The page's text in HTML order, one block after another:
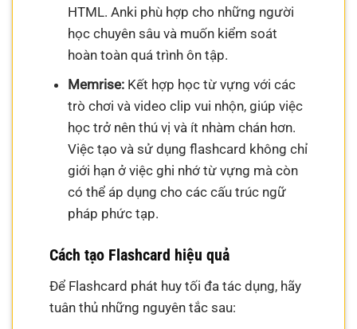
HTML. Anki phù hợp cho những người
học chuyên sâu và muốn kiểm soát
hoàn toàn quá trình ôn tập.
Memrise:Kết hợp học từ vựng với các
trò chơi và video clip vui nhộn, giúp việc
học trở nên thú vị và ít nhàm chán hơn.
Việc tạo và sử dụng flashcard không chỉ
giới hạn ở việc ghi nhớ từ vựng mà còn
có thể áp dụng cho các cấu trúc ngữ
pháp phức tạp.
Cách tạo Flashcard hiệu quả
Để Flashcard phát huy tối đa tác dụng, hãy
tuân thủ những nguyên tắc sau: